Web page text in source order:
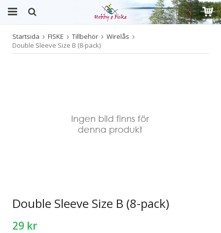
Produkten har blivit tillagd i varukorgen
Startsida FISKE Tillbehör
Wirelås
Double Sleeve Size B (8-pack)
Double Sleeve Size B (8-pack)
29 kr